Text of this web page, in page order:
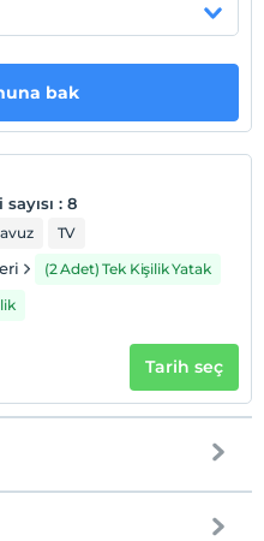
2 çocuk ücretsizdir
bak
: 8
TV
(2 Adet) Tek Kişilik Yatak
Tarih seç